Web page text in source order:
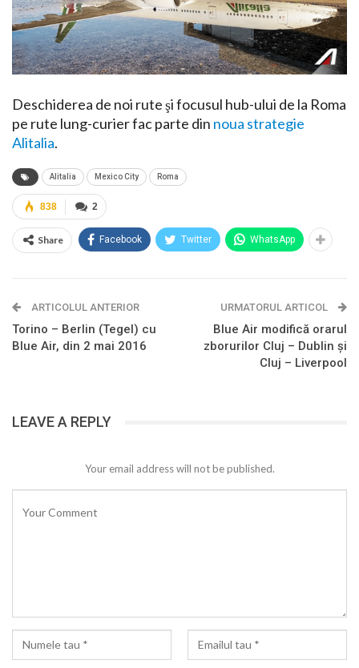
Deschiderea de noi rute şi focusul hub-ului de la Roma
pe rute lung-curier fac parte din noua strategie
Alitalia.
Alitalia Mexico City Roma
2
838
Share Facebook Twitter WhatsApp
ARTICOLUL ANTERIOR
Torino – Berlin (Tegel) cu
Blue Air, din 2 mai 2016
URMATORUL ARTICOL
Blue Air modifică orarul
zborurilor Cluj – Dublin şi
Cluj – Liverpool
LEAVE A REPLY
Your email address will not be published.